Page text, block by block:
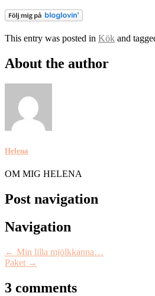
This entry was posted in Kök and
About the author
Helena
OM MIG HELENA
Post navigation
Navigation
← Min lilla mjölkkanna…
Paket →
3 comments